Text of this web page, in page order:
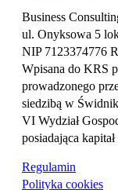
Business
ul. Onyksowa 5
NIP 7123374776
Wpisana do KRS
prowadzonego
siedzibą w
VI Wydział
posiadająca
Regulamin
Polityka cookies